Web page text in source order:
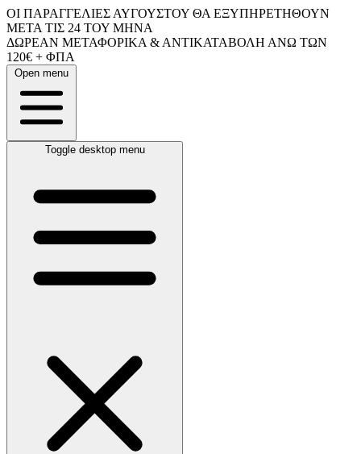
ΟΙ ΠΑΡΑΓΓΕΛΙΕΣ ΑΥΓΟΥΣΤΟΥ ΘΑ ΕΞΥΠΗΡΕΤΗΘΟΥΝ
ΜΕΤΑ ΤΙΣ 24 ΤΟΥ ΜΗΝΑ
ΔΩΡΕΑΝ ΜΕΤΑΦΟΡΙΚΑ & ΑΝΤΙΚΑΤΑΒΟΛΗ ΑΝΩ ΤΩΝ
120€ + ΦΠΑ
Open menu
Toggle desktop menu